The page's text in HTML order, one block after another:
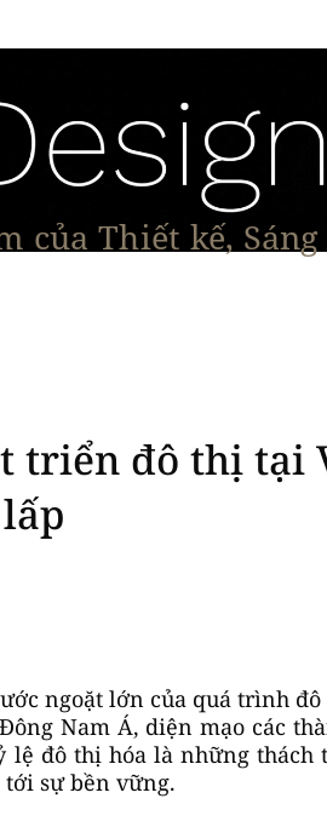
của Thiết kế,
triển đô thị tại
ngoặt lớn của quá trình
Nam Á, diện mạo các
lệ đô thị hóa là những
sự bền vững.